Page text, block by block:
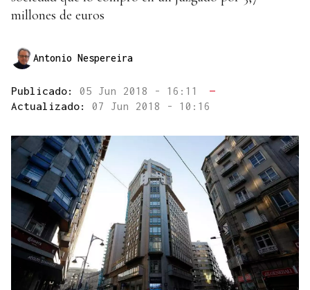
millones de euros
Antonio Nespereira
Publicado: 05 Jun 2018 - 16:11
—
Actualizado: 07 Jun 2018 - 10:16